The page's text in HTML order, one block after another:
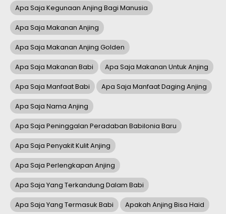
Apa Saja Kegunaan Anjing Bagi Manusia
Apa Saja Makanan Anjing
Apa Saja Makanan Anjing Golden
Apa Saja Makanan Babi Apa Saja Makanan Untuk Anjing
Apa Saja Manfaat Babi Apa Saja Manfaat Daging Anjing
Apa Saja Nama Anjing
Apa Saja Peninggalan Peradaban Babilonia Baru
Apa Saja Penyakit Kulit Anjing
Apa Saja Perlengkapan Anjing
Apa Saja Yang Terkandung Dalam Babi
Apa Saja Yang Termasuk Babi Apakah Anjing Bisa Haid